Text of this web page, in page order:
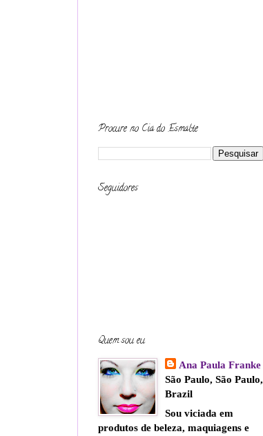
Procure no Cia do Esmalte
Seguidores
Quem sou eu
Ana Paula Franke
São Paulo, São Paulo,
Brazil
Sou viciada em
produtos de beleza, maquiagens e